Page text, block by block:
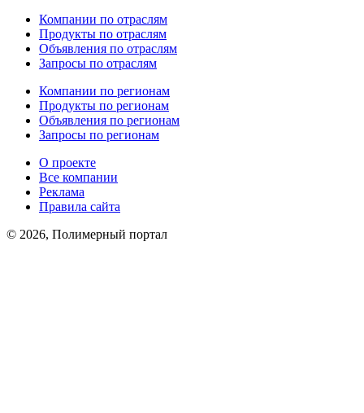
Компании по отраслям
Продукты по отраслям
Объявления по отраслям
Запросы по отраслям
Компании по регионам
Продукты по регионам
Объявления по регионам
Запросы по регионам
О проекте
Все компании
Реклама
Правила сайта
© 2026, Полимерный портал